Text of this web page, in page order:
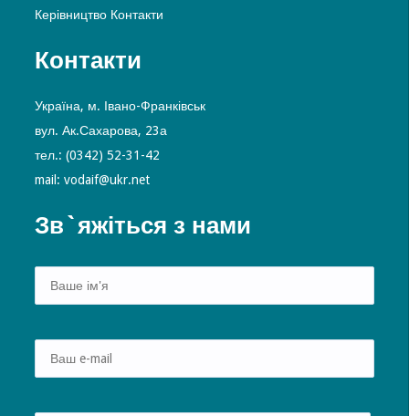
Керівництво Контакти
Контакти
Україна, м. Івано-Франківськ
вул. Ак.Сахарова, 23а
тел.: (0342) 52-31-42
mail: vodaif@ukr.net
Зв`яжіться з нами